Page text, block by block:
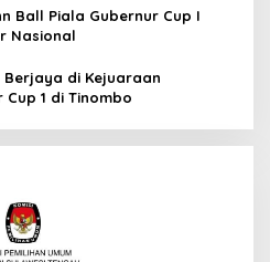
Ball Piala Gubernur Cup I
Nasional
di Kejuaraan
1 di Tinombo